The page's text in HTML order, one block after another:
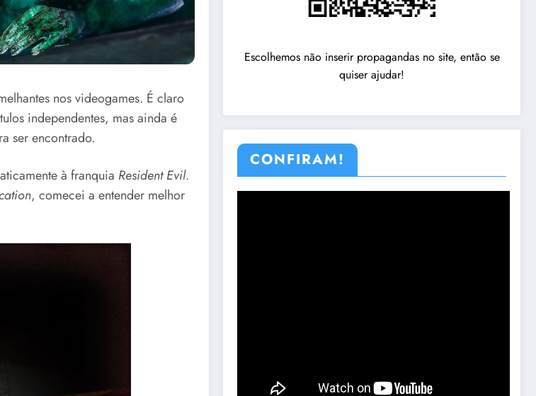
nos videogames. É claro
independentes, mas ainda é
ser encontrado.
à franquia Resident Evil.
, comecei a entender melhor
Escolhemos não inserir propagandas no site, então se
quiser ajudar!
CONFIRAM!